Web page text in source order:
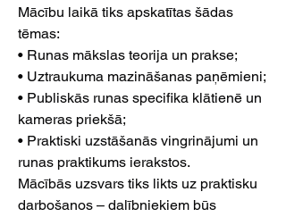
Mācību laikā tiks apskatītas šādas
tēmas:
• Runas mākslas teorija un prakse;
• Uztraukuma mazināšanas paņēmieni;
• Publiskās runas specifika klātienē un
kameras priekšā;
• Praktiski uzstāšanās vingrinājumi un
runas praktikums ierakstos.
Mācībās uzsvars tiks likts uz praktisku
darbošanos – dalībniekiem būs